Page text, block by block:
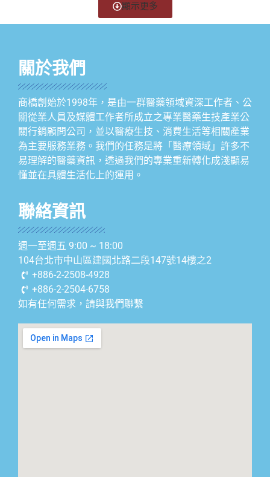
顯示更多
關於我們
商橋創始於1998年，是由一群醫藥領域資深工作者、公
關從業人員及媒體工作者所成立之專業醫藥生技產業公
關行銷顧問公司，並以醫療生技、消費生活等相關產業
為主要服務業務。我們的任務是將「醫療領域」許多不
易理解的醫藥資訊，透過我們的專業重新轉化成淺顯易
懂並在具體生活化上的運用。
聯絡資訊
週一至週五 9:00 ~ 18:00
104台北市中山區建國北路二段147號14樓之2
+886-2-2508-4928
+886-2-2504-6758
如有任何需求，請與我們聯繫